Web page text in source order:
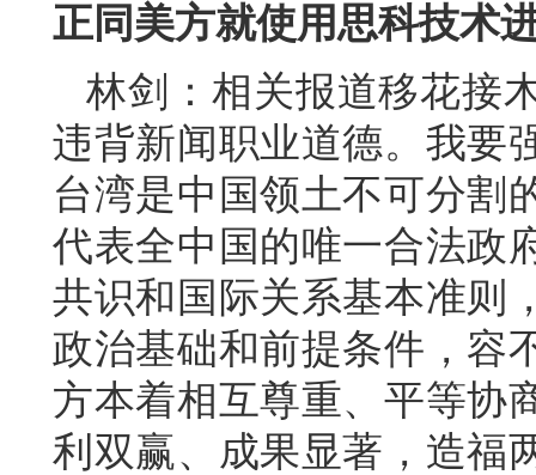
正同美方就使用思科技术
林剑：相关报道移花接
违背新闻职业道德。我要
台湾是中国领土不可分割
代表全中国的唯一合法政
共识和国际关系基本准则
政治基础和前提条件，容
方本着相互尊重、平等协
利双赢、成果显著，造福